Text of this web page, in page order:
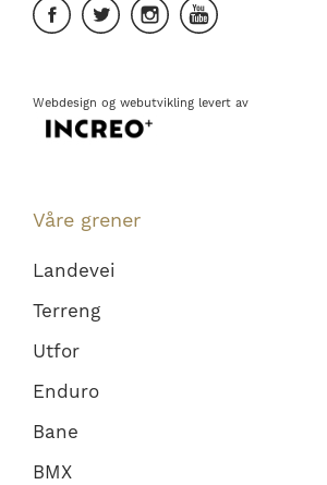
Webdesign og webutvikling levert av
Våre grener
Landevei
Terreng
Utfor
Enduro
Bane
BMX